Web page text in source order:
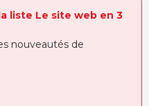
liste Le site web en 3
nouveautés de